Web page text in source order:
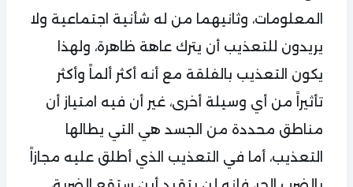
المعلومات، وثانيهما من له شأنية اجتماعية ولا
يريدون للتعذيب أن يترك عاهة ظاهرة، ولهذا
يكون التعذيب بالفلقة مع أنه أكثر ألماً وأكثر
تأثيراً من أي وسيلة أخرى، غير أن فيه امتياز أن
مناطق محددة من الجسد هي التي يطالها
التعذيب، أما في التعذيب الذي أطلق عليه مجازاً